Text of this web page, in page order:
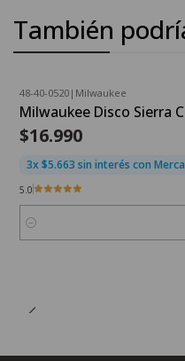
También
48-40-0520| Milwaukee
Milwaukee Disco Sierra
$16.990
3x $5.663 sin interés con
5.0
Cantidad